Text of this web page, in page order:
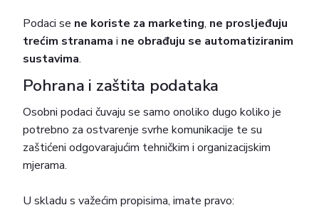
Podaci se ne koriste za marketing, ne prosljeđuju
trećim stranama i ne obrađuju se automatiziranim
sustavima.
Pohrana i zaštita podataka
Osobni podaci čuvaju se samo onoliko dugo koliko je
potrebno za ostvarenje svrhe komunikacije te su
zaštićeni odgovarajućim tehničkim i organizacijskim
mjerama.
U skladu s važećim propisima, imate pravo: